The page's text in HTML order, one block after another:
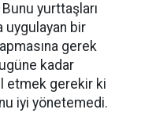
yurttaşları
uygulayan bir
gerek
kadar
etmek gerekir ki
iyi yönetemedi.